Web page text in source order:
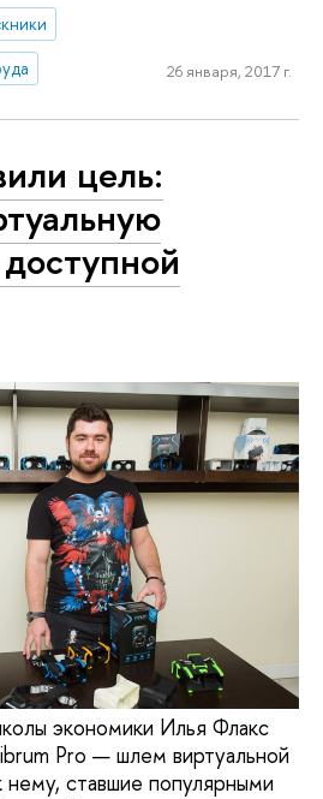
26 января, 2017 г.
цель:
экономики Илья Флакс
Pro — шлем виртуальной
нему, ставшие популярными